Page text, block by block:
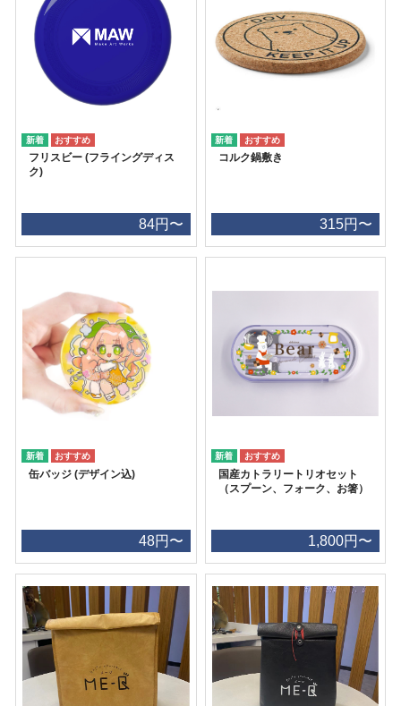
フリスビー (フライングディス
ク)
84円〜
コルク鍋敷き
315円〜
缶バッジ (デザイン込)
48円〜
国産カトラリートリオセット
（スプーン、フォーク、お箸）
1,800円〜